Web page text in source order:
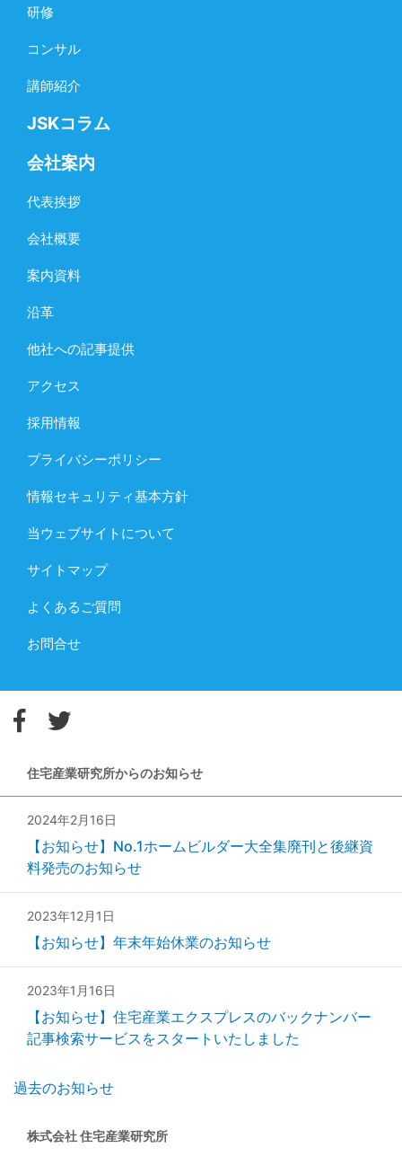
研修
コンサル
講師紹介
JSKコラム
会社案内
代表挨拶
会社概要
案内資料
沿革
他社への記事提供
アクセス
採用情報
プライバシーポリシー
情報セキュリティ基本方針
当ウェブサイトについて
サイトマップ
よくあるご質問
お問合せ
住宅産業研究所からのお知らせ
2024年2月16日
【お知らせ】No.1ホームビルダー大全集廃刊と後継資
料発売のお知らせ
2023年12月1日
【お知らせ】年末年始休業のお知らせ
2023年1月16日
【お知らせ】住宅産業エクスプレスのバックナンバー
記事検索サービスをスタートいたしました
過去のお知らせ
株式会社 住宅産業研究所